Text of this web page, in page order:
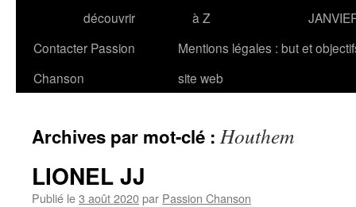
découvrir
à Z
Contacter Passion
Chanson
Mentions légales : but et
site web
Archives par mot-clé : Houthem
LIONEL JJ
Publié le3 août 2020par Passion Chanson